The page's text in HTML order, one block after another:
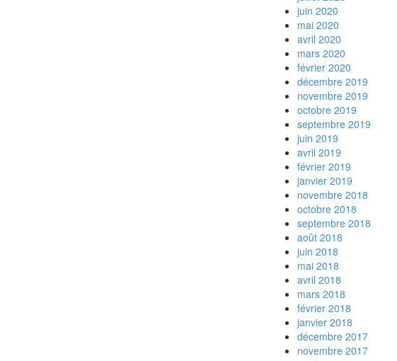
juin 2020
mai 2020
avril 2020
mars 2020
février 2020
décembre 2019
novembre 2019
octobre 2019
septembre 2019
juin 2019
avril 2019
février 2019
janvier 2019
novembre 2018
octobre 2018
septembre 2018
août 2018
juin 2018
mai 2018
avril 2018
mars 2018
février 2018
janvier 2018
décembre 2017
novembre 2017